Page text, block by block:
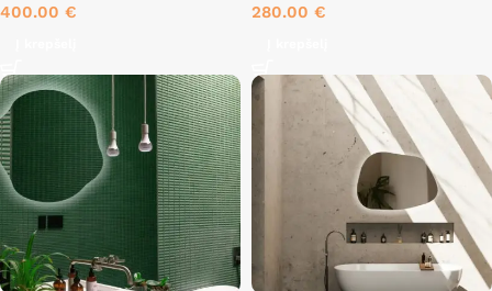
400.00 € 280.00 €